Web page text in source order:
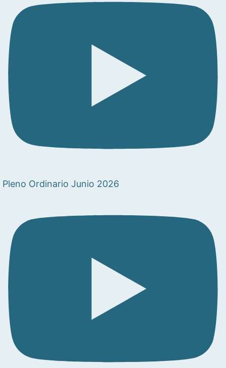
Pleno Ordinario Junio 2026